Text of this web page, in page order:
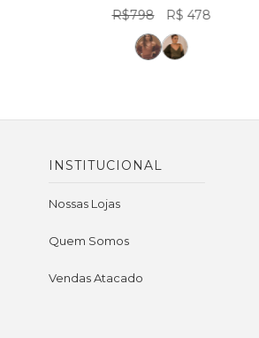
R$798 R$ 478
INSTITUCIONAL
Nossas Lojas
Quem Somos
Vendas Atacado